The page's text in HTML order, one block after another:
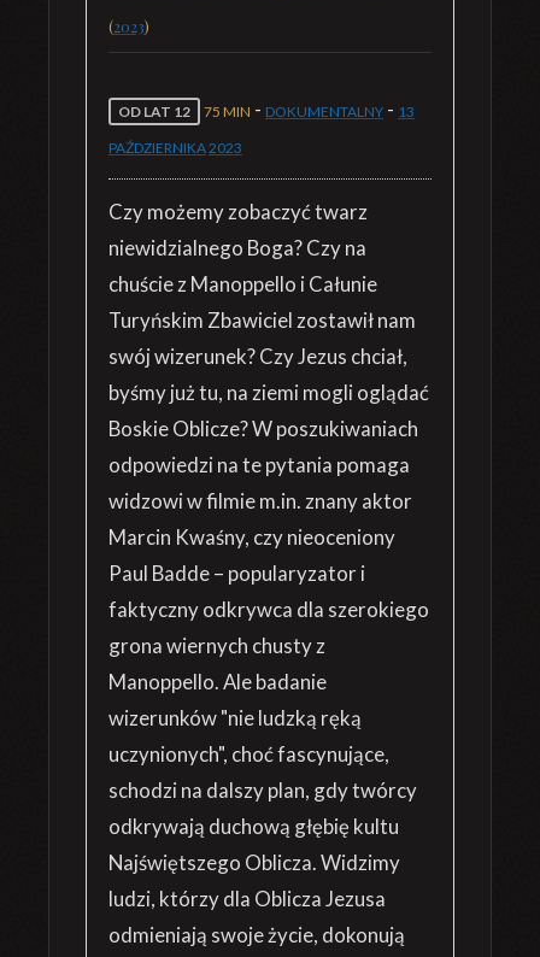
(2023)
OD LAT 12 75 MIN - DOKUMENTALNY - 13
PAŹDZIERNIKA2023
Czy możemy zobaczyć twarz
niewidzialnego Boga? Czy na
chuście z Manoppello i Całunie
Turyńskim Zbawiciel zostawił nam
swój wizerunek? Czy Jezus chciał,
byśmy już tu, na ziemi mogli oglądać
Boskie Oblicze? W poszukiwaniach
odpowiedzi na te pytania pomaga
widzowi w filmie m.in. znany aktor
Marcin Kwaśny, czy nieoceniony
Paul Badde – popularyzator i
faktyczny odkrywca dla szerokiego
grona wiernych chusty z
Manoppello. Ale badanie
wizerunków "nie ludzką ręką
uczynionych", choć fascynujące,
schodzi na dalszy plan, gdy twórcy
odkrywają duchową głębię kultu
Najświętszego Oblicza. Widzimy
ludzi, którzy dla Oblicza Jezusa
odmieniają swoje życie, dokonują